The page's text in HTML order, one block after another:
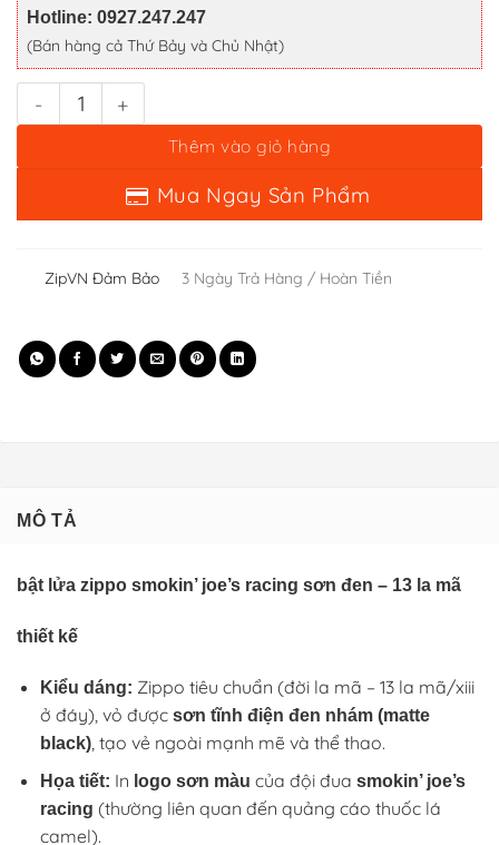
Hotline: 0927.247.247
(Bán hàng cả Thứ Bảy và Chủ Nhật)
ZipVN Đảm Bảo 3 Ngày Trả Hàng / Hoàn Tiền
MÔ TẢ
bật lửa zippo smokin’ joe’s racing sơn đen – 13 la mã
thiết kế
Kiểu dáng: Zippo tiêu chuẩn (đời la mã – 13 la mã/xiii
ở đáy), vỏ được sơn tĩnh điện đen nhám (matte
black), tạo vẻ ngoài mạnh mẽ và thể thao.
Họa tiết: In logo sơn màu của đội đua smokin’ joe’s
racing (thường liên quan đến quảng cáo thuốc lá
camel).